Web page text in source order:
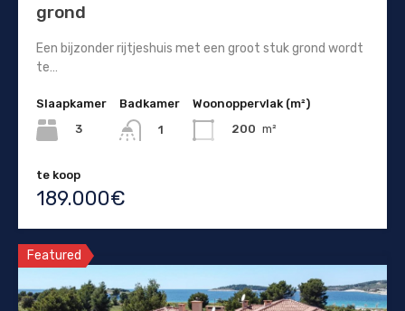
grond
Een bijzonder rijtjeshuis met een groot stuk grond wordt
te…
Slaapkamer
3
Badkamer
1
Woonoppervlak (m²)
200 m²
te koop
189.000€
Featured